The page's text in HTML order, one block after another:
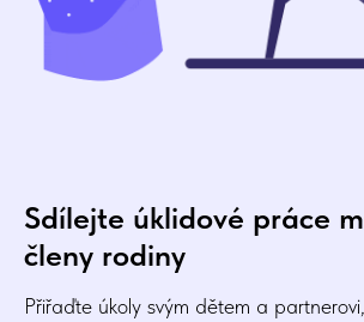
Sdílejte úklidové práce
členy rodiny
Přiřaďte úkoly svým dětem a